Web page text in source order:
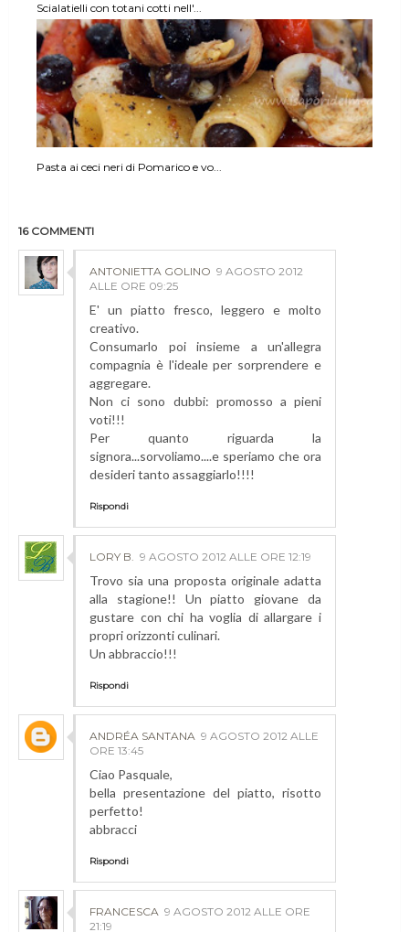
Scialatielli con totani cotti nell'...
Pasta ai ceci neri di Pomarico e vo...
16 COMMENTI
ANTONIETTA GOLINO 9 AGOSTO 2012
ALLE ORE 09:25
E' un piatto fresco, leggero e molto
creativo.
Consumarlo poi insieme a un'allegra
compagnia è l'ideale per sorprendere e
aggregare.
Non ci sono dubbi: promosso a pieni
voti!!!
Per quanto riguarda la
signora...sorvoliamo....e speriamo che ora
desideri tanto assaggiarlo!!!!
Rispondi
LORY B. 9 AGOSTO 2012 ALLE ORE 12:19
Trovo sia una proposta originale adatta
alla stagione!! Un piatto giovane da
gustare con chi ha voglia di allargare i
propri orizzonti culinari.
Un abbraccio!!!
Rispondi
ANDRÉA SANTANA 9 AGOSTO 2012 ALLE
ORE 13:45
Ciao Pasquale,
bella presentazione del piatto, risotto
perfetto!
abbracci
Rispondi
FRANCESCA 9 AGOSTO 2012 ALLE ORE
21:19